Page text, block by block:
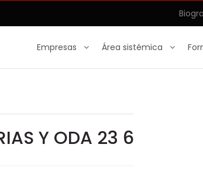
Empresas Área sistémica
Y ODA 23 6